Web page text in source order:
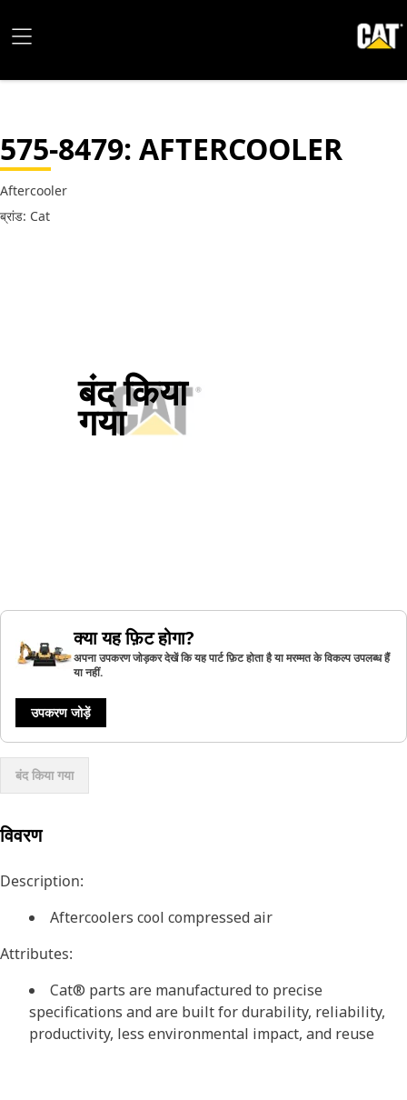
575-8479: AFTERCOOLER
Aftercooler
ब्रांड: Cat
बंद किया
गया
क्या यह फ़िट होगा?
अपना उपकरण जोड़कर देखें कि यह पार्ट फ़िट होता है या मरम्मत के विकल्प उपलब्ध हैं
या नहीं.
उपकरण जोड़ें
बंद किया गया
विवरण
Description:
Aftercoolers cool compressed air
Attributes:
Cat® parts are manufactured to precise
specifications and are built for durability, reliability,
productivity, less environmental impact, and reuse